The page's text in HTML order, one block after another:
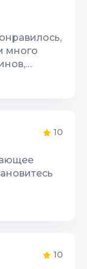
много
10
10